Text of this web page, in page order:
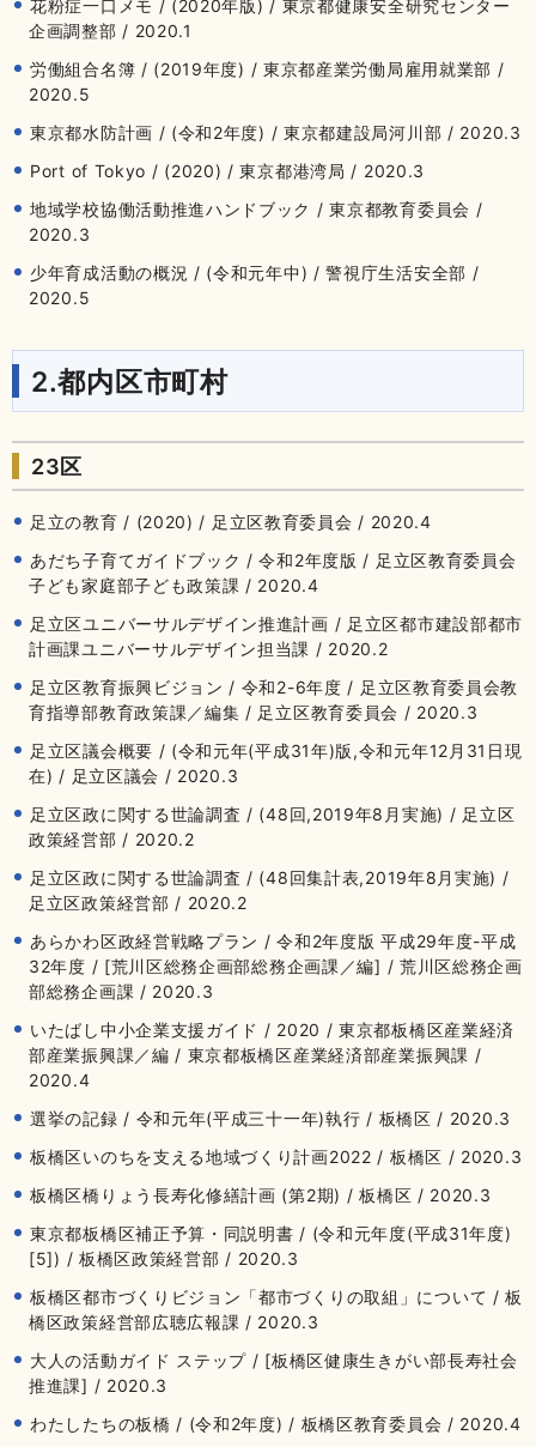
花粉症一口メモ / (2020年版) / 東京都健康安全研究センター
企画調整部 / 2020.1
労働組合名簿 / (2019年度) / 東京都産業労働局雇用就業部 /
2020.5
東京都水防計画 / (令和2年度) / 東京都建設局河川部 / 2020.3
Port of Tokyo / (2020) / 東京都港湾局 / 2020.3
地域学校協働活動推進ハンドブック / 東京都教育委員会 /
2020.3
少年育成活動の概況 / (令和元年中) / 警視庁生活安全部 /
2020.5
2.都内区市町村
23区
足立の教育 / (2020) / 足立区教育委員会 / 2020.4
あだち子育てガイドブック / 令和2年度版 / 足立区教育委員会
子ども家庭部子ども政策課 / 2020.4
足立区ユニバーサルデザイン推進計画 / 足立区都市建設部都市
計画課ユニバーサルデザイン担当課 / 2020.2
足立区教育振興ビジョン / 令和2-6年度 / 足立区教育委員会教
育指導部教育政策課／編集 / 足立区教育委員会 / 2020.3
足立区議会概要 / (令和元年(平成31年)版,令和元年12月31日現
在) / 足立区議会 / 2020.3
足立区政に関する世論調査 / (48回,2019年8月実施) / 足立区
政策経営部 / 2020.2
足立区政に関する世論調査 / (48回集計表,2019年8月実施) /
足立区政策経営部 / 2020.2
あらかわ区政経営戦略プラン / 令和2年度版 平成29年度-平成
32年度 / [荒川区総務企画部総務企画課／編] / 荒川区総務企画
部総務企画課 / 2020.3
いたばし中小企業支援ガイド / 2020 / 東京都板橋区産業経済
部産業振興課／編 / 東京都板橋区産業経済部産業振興課 /
2020.4
選挙の記録 / 令和元年(平成三十一年)執行 / 板橋区 / 2020.3
板橋区いのちを支える地域づくり計画2022 / 板橋区 / 2020.3
板橋区橋りょう長寿化修繕計画 (第2期) / 板橋区 / 2020.3
東京都板橋区補正予算・同説明書 / (令和元年度(平成31年度)
[5]) / 板橋区政策経営部 / 2020.3
板橋区都市づくりビジョン「都市づくりの取組」について / 板
橋区政策経営部広聴広報課 / 2020.3
大人の活動ガイド ステップ / [板橋区健康生きがい部長寿社会
推進課] / 2020.3
わたしたちの板橋 / (令和2年度) / 板橋区教育委員会 / 2020.4